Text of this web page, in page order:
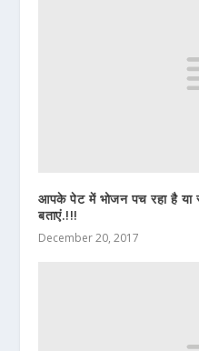
आपके पेट में भोजन पच रहा है या
बताएं.!!!
December 20, 2017